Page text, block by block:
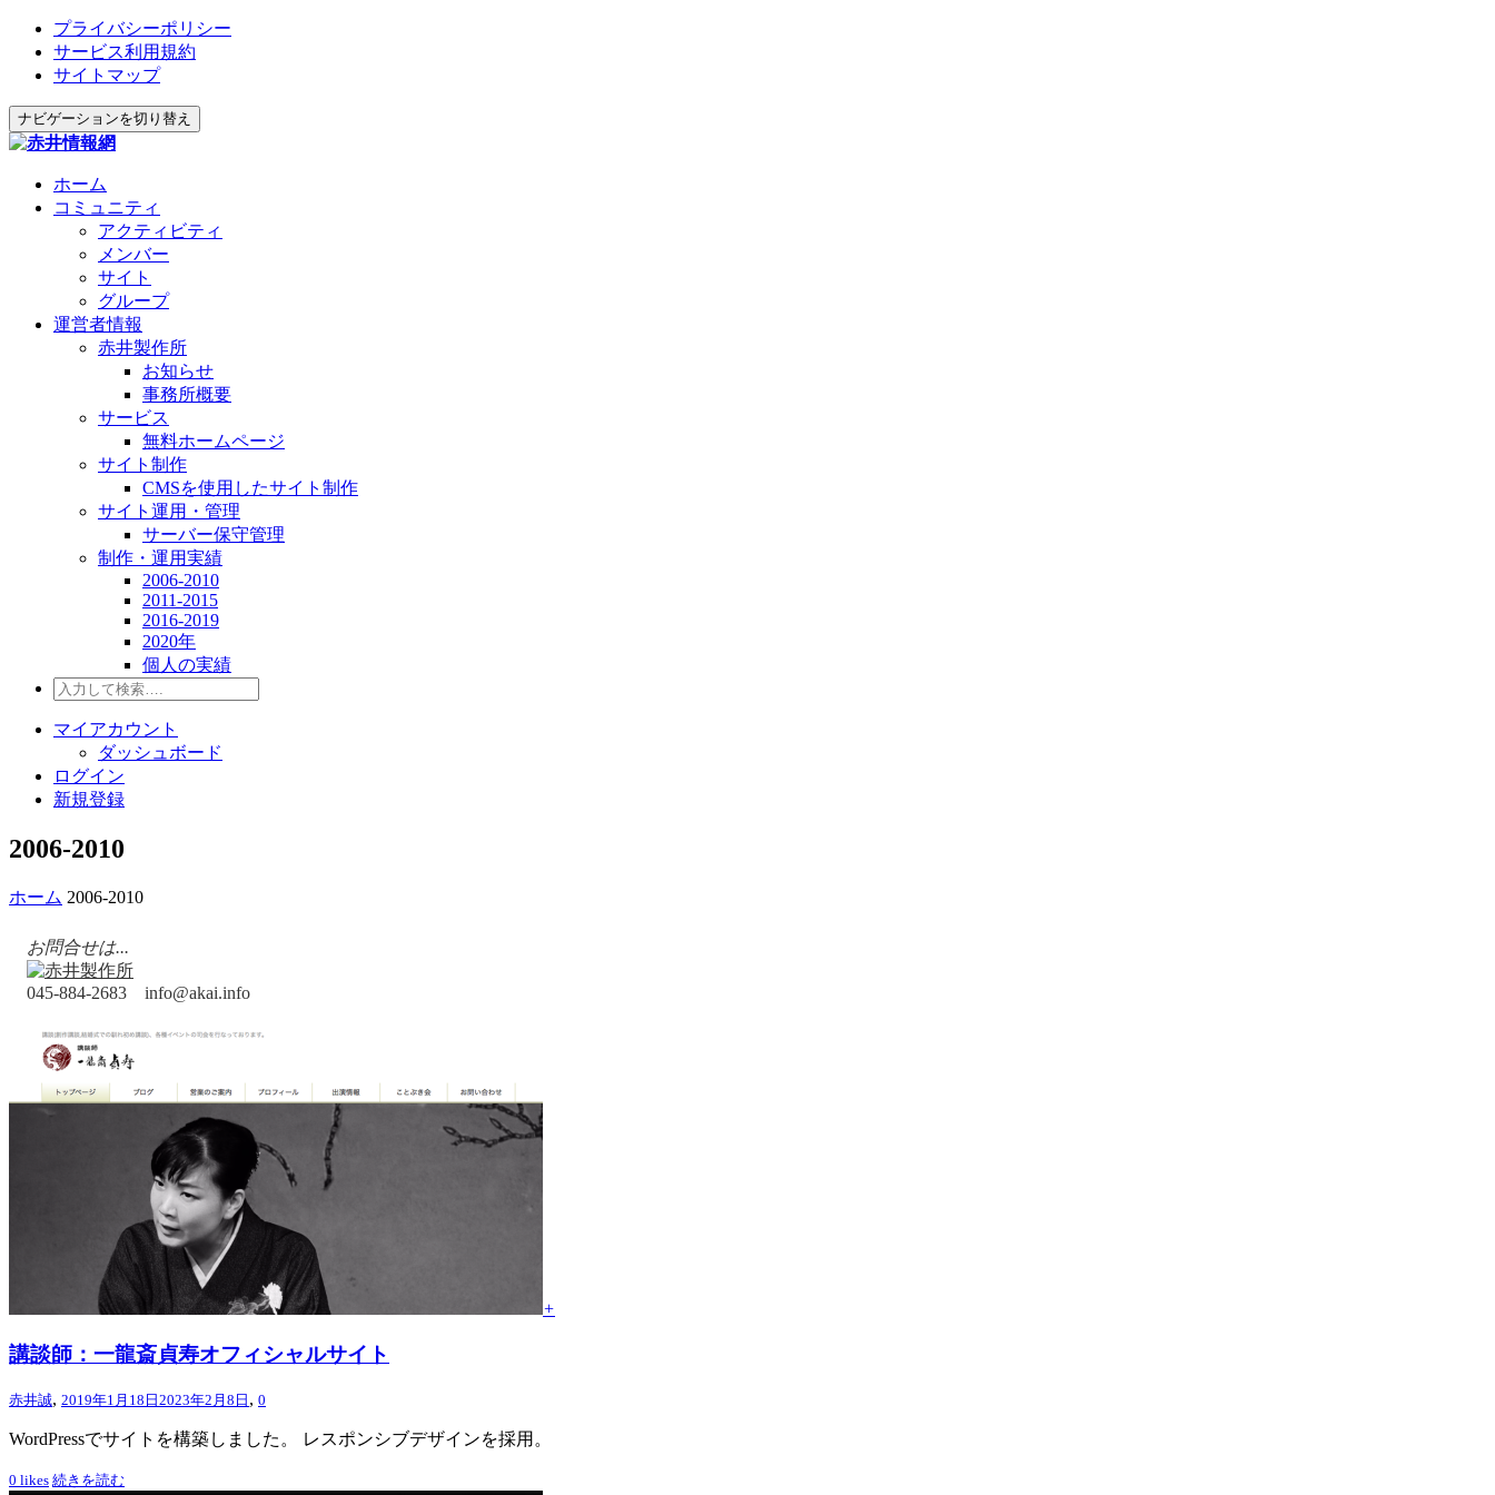
プライバシーポリシー
サービス利用規約
サイトマップ
ナビゲーションを切り替え
ホーム
コミュニティ
アクティビティ
メンバー
サイト
グループ
運営者情報
赤井製作所
お知らせ
事務所概要
サービス
無料ホームページ
サイト制作
CMSを使用したサイト制作
サイト運用・管理
サーバー保守管理
制作・運用実績
2006-2010
2011-2015
2016-2019
2020年
個人の実績
マイアカウント
ダッシュボード
ログイン
新規登録
2006-2010
ホーム 2006-2010
お問合せは...
045-884-2683 info@akai.info
+
講談師：一龍斎貞寿オフィシャルサイト
赤井誠, 2019年1月18日 2023年2月8日 , 0
WordPressでサイトを構築しました。 レスポンシブデザインを採用。
0 likes 続きを読む